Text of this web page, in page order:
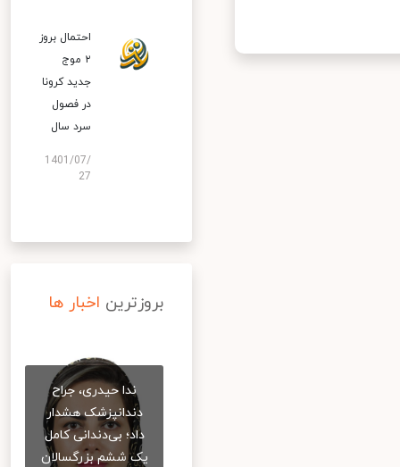
احتمال بروز
۲ موج
جدید کرونا
در فصول
سرد سال
1401/07/
27
بروزترین اخبار ها
ندا حیدری، جراح
دندانپزشک هشدار
داد؛ بی‌دندانی کامل
یک ششم بزرگسالان